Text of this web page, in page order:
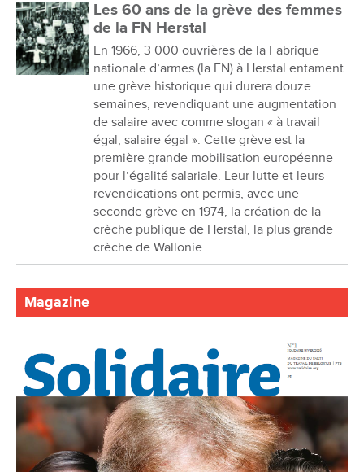
Les 60 ans de la grève des femmes
de la FN Herstal
En 1966, 3 000 ouvrières de la Fabrique
nationale d’armes (la FN) à Herstal entament
une grève historique qui durera douze
semaines, revendiquant une augmentation
de salaire avec comme slogan « à travail
égal, salaire égal ». Cette grève est la
première grande mobilisation européenne
pour l’égalité salariale. Leur lutte et leurs
revendications ont permis, avec une
seconde grève en 1974, la création de la
crèche publique de Herstal, la plus grande
crèche de Wallonie…
Magazine